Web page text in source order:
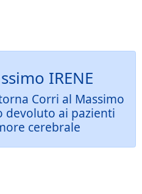
IRENE
Corri al Massimo
devoluto ai pazienti
cerebrale